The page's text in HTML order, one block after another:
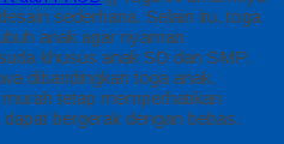
sederhana. Selain itu, toga
anak agar nyaman
khusus anak SD dan SMP.
dibandingkan toga anak.
tetap memperhatikan
bergerak dengan bebas.